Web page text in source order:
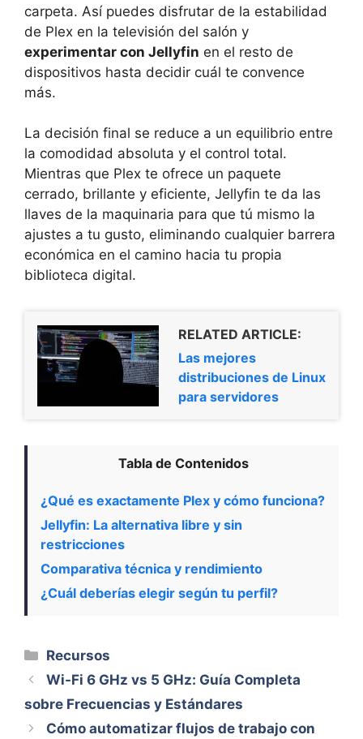
carpeta. Así puedes disfrutar de la estabilidad
de Plex en la televisión del salón y
experimentar con Jellyfin en el resto de
dispositivos hasta decidir cuál te convence
más.
La decisión final se reduce a un equilibrio entre
la comodidad absoluta y el control total.
Mientras que Plex te ofrece un paquete
cerrado, brillante y eficiente, Jellyfin te da las
llaves de la maquinaria para que tú mismo la
ajustes a tu gusto, eliminando cualquier barrera
económica en el camino hacia tu propia
biblioteca digital.
RELATED ARTICLE:
Las mejores
distribuciones de Linux
para servidores
Tabla de Contenidos
¿Qué es exactamente Plex y cómo funciona?
Jellyfin: La alternativa libre y sin
restricciones
Comparativa técnica y rendimiento
¿Cuál deberías elegir según tu perfil?
Categorías
Recursos
Wi-Fi 6 GHz vs 5 GHz: Guía Completa
sobre Frecuencias y Estándares
Cómo automatizar flujos de trabajo con